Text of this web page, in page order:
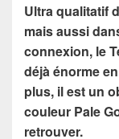
Ultra qualitatif
mais aussi
connexion, le
déjà énorme
plus, il est un
couleur Pale
retrouver.